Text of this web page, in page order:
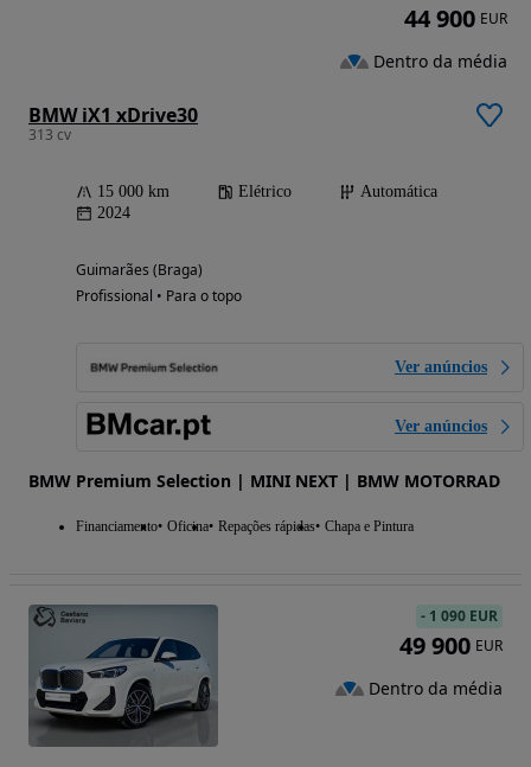
BMW iX1 xDrive30
313 cv
15 000 km Elétrico
Automática
2024
Guimarães (Braga)
Profissional • Para o topo
Ver anúncios
Ver anúncios
BMW Premium Selection | MINI NEXT | BMW MOTORRAD
Financiamento Oficina Repações rápidas Chapa e Pintura
44 900 EUR
Dentro da média
- 1 090 EUR
49 900 EUR
Dentro da média